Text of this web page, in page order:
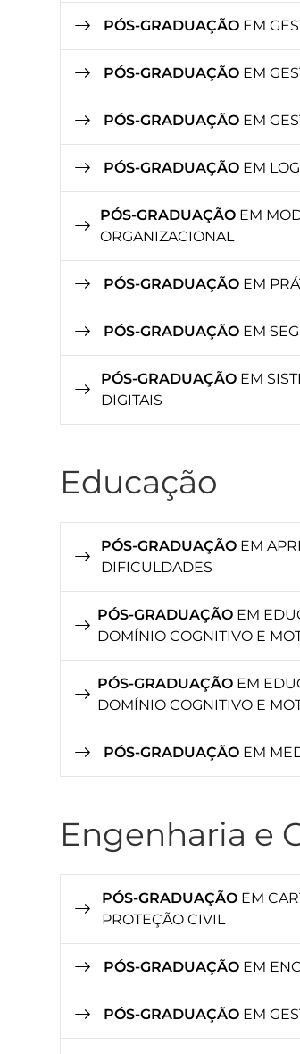
PÓS-GRADUAÇÃO EM
PÓS-GRADUAÇÃO EM
PÓS-GRADUAÇÃO EM
PÓS-GRADUAÇÃO EM
PÓS-GRADUAÇÃOEM
ORGANIZACIONAL
PÓS-GRADUAÇÃO EM
PÓS-GRADUAÇÃO EM
PÓS-GRADUAÇÃO EM
DIGITAIS
Educação
PÓS-GRADUAÇÃOEM
DIFICULDADES
PÓS-GRADUAÇÃOEM
DOMÍNIO COGNITIVO E
PÓS-GRADUAÇÃO EM
DOMÍNIO COGNITIVO E
PÓS-GRADUAÇÃO EM
Engenharia e
PÓS-GRADUAÇÃOEM
PROTEÇÃO CIVIL
PÓS-GRADUAÇÃO EM
PÓS-GRADUAÇÃO EM